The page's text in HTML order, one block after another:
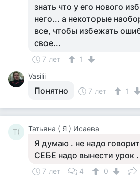
знать что у его нового
него... а некоторые
все, чтобы избежать
свое...
7 лет
1
Vasilii
Понятно 7 лет 1
Т( Татьяна ( Я ) Исаева
Я думаю . не надо
СЕБЕ надо вынести урок .
7 лет 4
0